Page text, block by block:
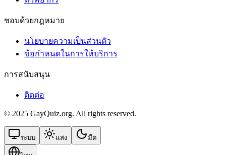
ชอบด้วยกฎหมาย
นโยบายความเป็นส่วนตัว
ข้อกําหนดในการให้บริการ
การสนับสนุน
ติดต่อ
© 2025 GayQuiz.org. All rights reserved.
ระบบ แสง มืด